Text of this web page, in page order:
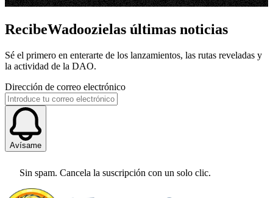
RecibeWadoozielas últimas noticias
Sé el primero en enterarte de los lanzamientos, las rutas reveladas y
la actividad de la DAO.
Dirección de correo electrónico
Avísame
Sin spam. Cancela la suscripción con un solo clic.